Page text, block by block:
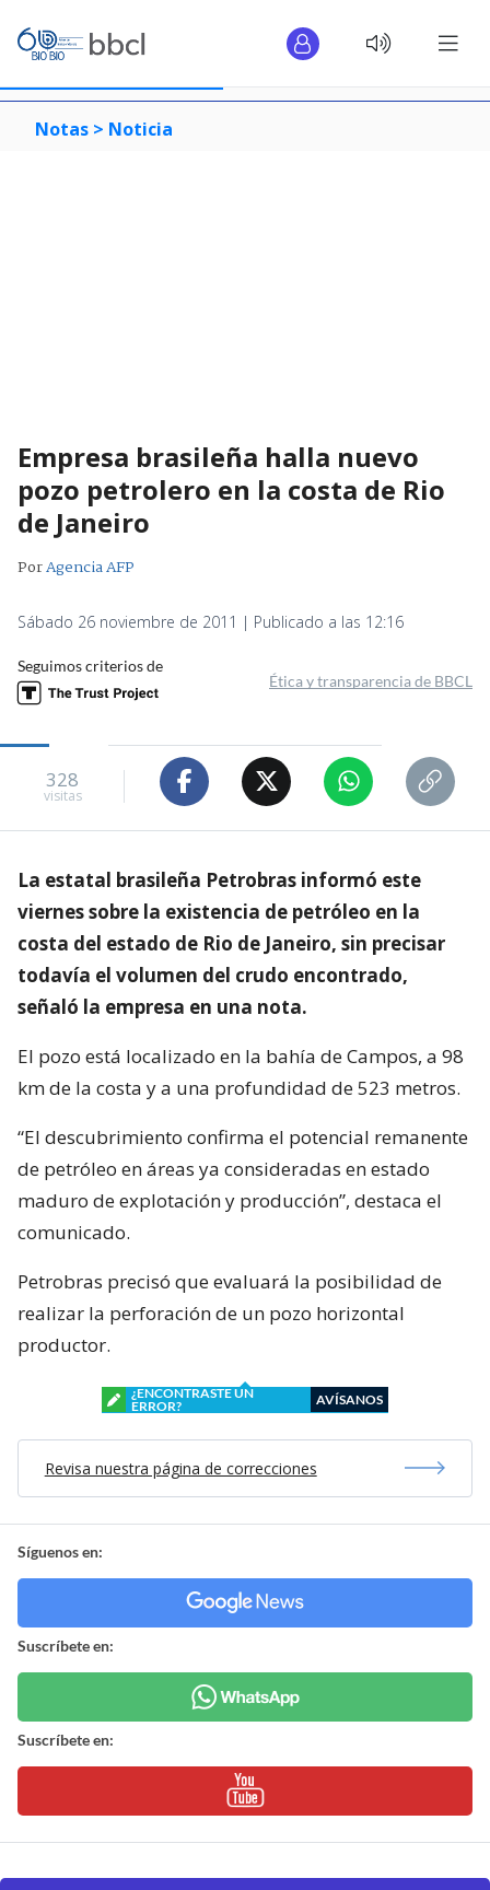
Notas > Noticia
Empresa brasileña halla nuevo
pozo petrolero en la costa de Rio
de Janeiro
PorAgencia AFP
Sábado 26 noviembre de 2011 | Publicado a las 12:16
Seguimos criterios de
Ética y transparencia de BBCL
328
visitas
La estatal brasileña Petrobras informó este
viernes sobre la existencia de petróleo en la
costa del estado de Rio de Janeiro, sin precisar
todavía el volumen del crudo encontrado,
señaló la empresa en una nota.
El pozo está localizado en la bahía de Campos, a 98
km de la costa y a una profundidad de 523 metros.
“El descubrimiento confirma el potencial remanente
de petróleo en áreas ya consideradas en estado
maduro de explotación y producción”, destaca el
comunicado.
Petrobras precisó que evaluará la posibilidad de
realizar la perforación de un pozo horizontal
productor.
¿ENCONTRASTE UN
ERROR?
AVÍSANOS
Revisa nuestra página de correcciones
Síguenos en:
Suscríbete en:
Suscríbete en: